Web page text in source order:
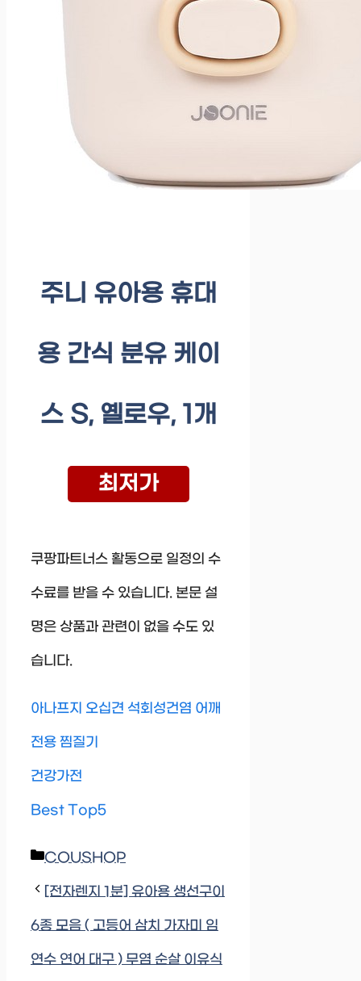
주니 유아용 휴대
용 간식 분유 케이
스 S, 옐로우, 1개
최저가
쿠팡파트너스 활동으로 일정의 수
수료를 받을 수 있습니다. 본문 설
명은 상품과 관련이 없을 수도 있
습니다.
아나프지 오십견 석회성건염 어깨
전용 찜질기
건강가전
Best Top5
Categories
COUSHOP
[전자렌지 1분] 유아용 생선구이
6종 모음 ( 고등어 삼치 가자미 임
연수 연어 대구 ) 무염 순살 이유식